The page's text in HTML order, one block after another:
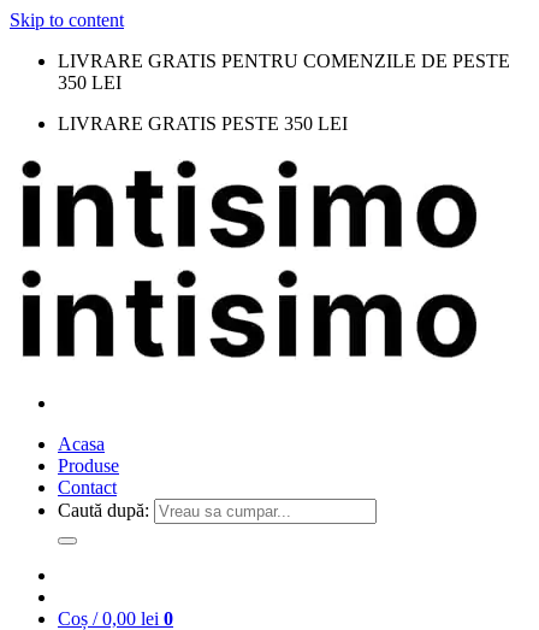
Skip to content
LIVRARE GRATIS PENTRU COMENZILE DE PESTE
350 LEI
LIVRARE GRATIS PESTE 350 LEI
Acasa
Produse
Contact
Caută după:
Coș /0,00 lei 0